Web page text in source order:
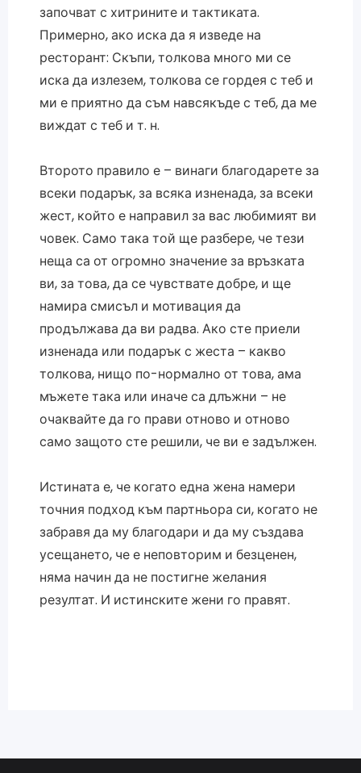
започват с хитрините и тактиката.
Примерно, ако иска да я изведе на
ресторант: Скъпи, толкова много ми се
иска да излезем, толкова се гордея с теб и
ми е приятно да съм навсякъде с теб, да ме
виждат с теб и т. н.
Второто правило е – винаги благодарете за
всеки подарък, за всяка изненада, за всеки
жест, който е направил за вас любимият ви
човек. Само така той ще разбере, че тези
неща са от огромно значение за връзката
ви, за това, да се чувствате добре, и ще
намира смисъл и мотивация да
продължава да ви радва. Ако сте приели
изненада или подарък с жеста – какво
толкова, нищо по-нормално от това, ама
мъжете така или иначе са длъжни – не
очаквайте да го прави отново и отново
само защото сте решили, че ви е задължен.
Истината е, че когато една жена намери
точния подход към партньора си, когато не
забравя да му благодари и да му създава
усещането, че е неповторим и безценен,
няма начин да не постигне желания
резултат. И истинските жени го правят.